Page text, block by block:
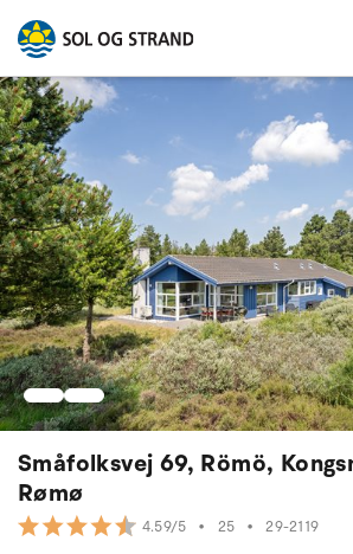
Småfolksvej 69, Römö,
Rømø
4.59/5 • 25 • 29-2119